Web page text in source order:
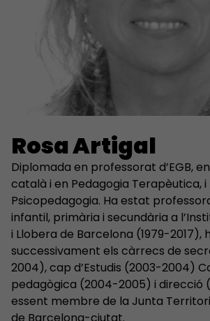
Rosa Artigal
Diplomada en professorat d’EGB,
català i en Pedagogia Terapèutica,
Psicopedagogia. Ha estat
infantil, primària i secundària a
i Llobera de Barcelona (1979-
successivament els càrrecs de
2004), cap d’Estudis (2003-2004)
pedagògica (2004-2005) i direcció
essent membre de la Junta
de Barcelona-ciutat.